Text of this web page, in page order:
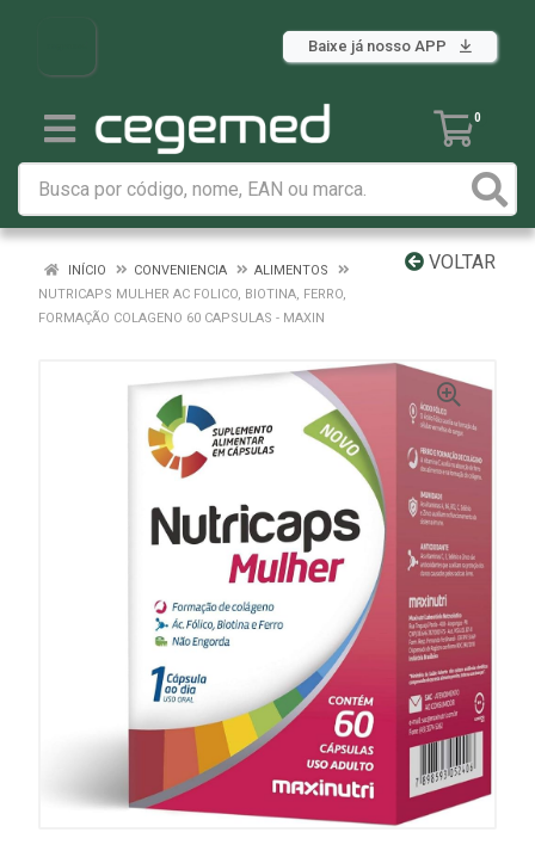
Baixe já nosso APP
0
VOLTAR
INÍCIO CONVENIENCIA
ALIMENTOS
NUTRICAPS MULHER AC FOLICO, BIOTINA, FERRO,
FORMAÇÃO COLAGENO 60 CAPSULAS - MAXIN